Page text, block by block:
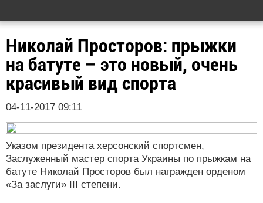
Николай Просторов: прыжки
на батуте – это новый, очень
красивый вид спорта
04-11-2017 09:11
Указом президента херсонский спортсмен,
Заслуженный мастер спорта Украины по прыжкам на
батуте Николай Просторов был награжден орденом
«За заслуги» III степени.